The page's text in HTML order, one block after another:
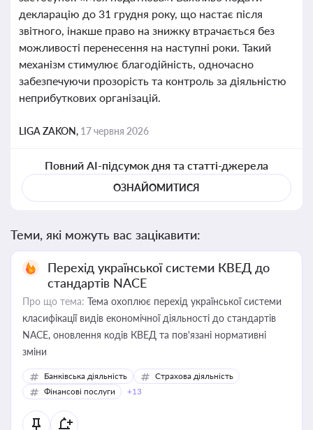
декларацію до 31 грудня року, що настає після
звітного, інакше право на знижку втрачається без
можливості перенесення на наступні роки. Такий
механізм стимулює благодійність, одночасно
забезпечуючи прозорість та контроль за діяльністю
неприбуткових організацій.
LIGA ZAKON, 17 червня 2026
Повний AI-підсумок дня та статті-джерела
ОЗНАЙОМИТИСЯ
Теми, які можуть вас зацікавити:
Перехід української системи КВЕД до
стандартів NACE
Про що тема: Тема охоплює перехід української системи
класифікації видів економічної діяльності до стандартів
NACE, оновлення кодів КВЕД та пов'язані нормативні
зміни
Банківська діяльність
Страхова діяльність
Фінансові послуги
+13